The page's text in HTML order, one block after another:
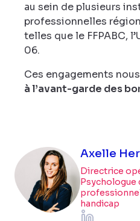
au sein de plusieurs
professionnelles
telles que le FFPABC,
06.
Ces engagements
à l’avant-garde des
Axelle
Directrice
Psychologue
handicap